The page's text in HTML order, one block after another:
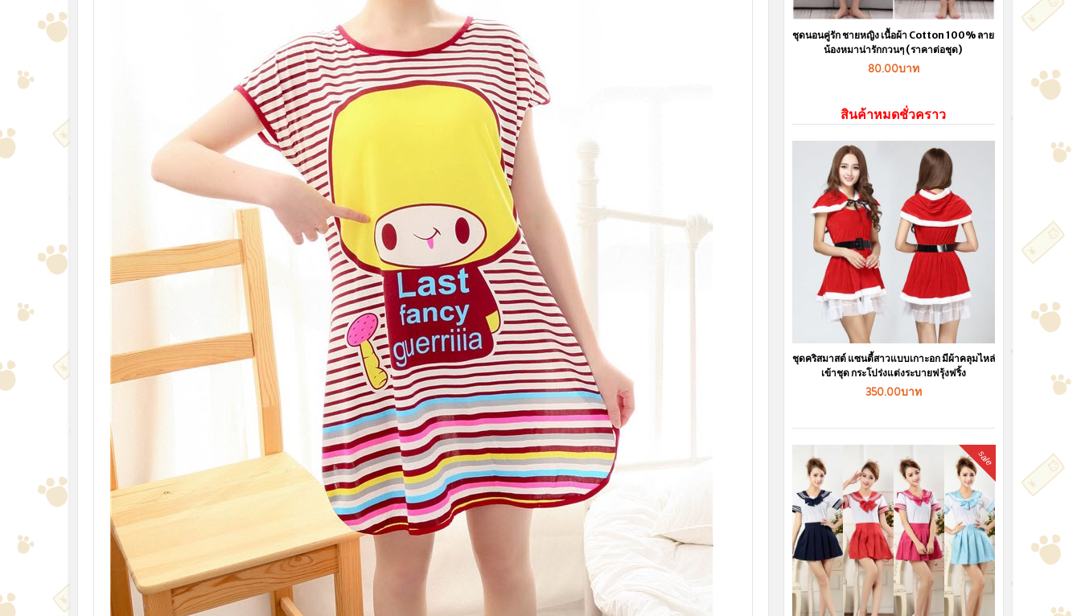
ชุดนอนคู่รัก ชายหญิง เนื้อผ้า Cotton 100% ลาย
น้องหมาน่ารักกวนๆ (ราคาต่อชุด)
80.00บาท
สินค้าหมดชั่วคราว
ชุดคริสมาสต์ แซนตี้สาวแบบเกาะอก มีผ้าคลุมไหล่
เข้าชุด กระโปร่งแต่งระบายฟรุ้งฟริ้ง
350.00บาท
sale